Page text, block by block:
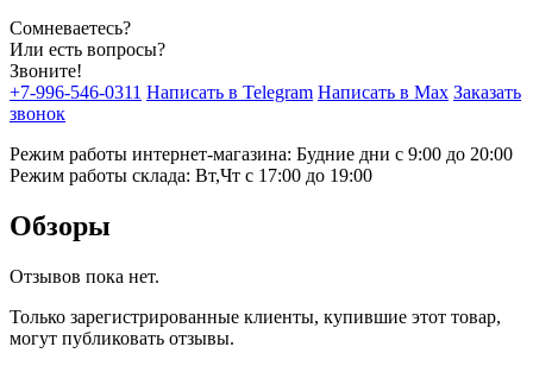
Сомневаетесь?
Или есть вопросы?
Звоните!
+7-996-546-0311 Написать в Telegram Написать в Max Заказать
звонок
Режим работы интернет-магазина: Будние дни с 9:00 до 20:00
Режим работы склада: Вт,Чт с 17:00 до 19:00
Обзоры
Отзывов пока нет.
Только зарегистрированные клиенты, купившие этот товар,
могут публиковать отзывы.